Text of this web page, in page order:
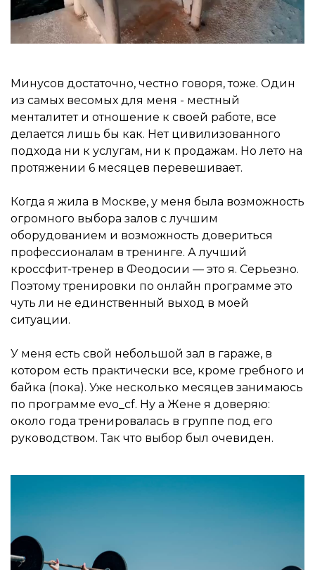
Минусов достаточно, честно говоря, тоже. Один
из самых весомых для меня - местный
менталитет и отношение к своей работе, все
делается лишь бы как. Нет цивилизованного
подхода ни к услугам, ни к продажам. Но лето на
протяжении 6 месяцев перевешивает.
Когда я жила в Москве, у меня была возможность
огромного выбора залов с лучшим
оборудованием и возможность довериться
профессионалам в тренинге. А лучший
кроссфит-тренер в Феодосии — это я. Серьезно.
Поэтому тренировки по онлайн программе это
чуть ли не единственный выход в моей
ситуации.
У меня есть свой небольшой зал в гараже, в
котором есть практически все, кроме гребного и
байка (пока). Уже несколько месяцев занимаюсь
по программе evo_cf. Ну а Жене я доверяю:
около года тренировалась в группе под его
руководством. Так что выбор был очевиден.